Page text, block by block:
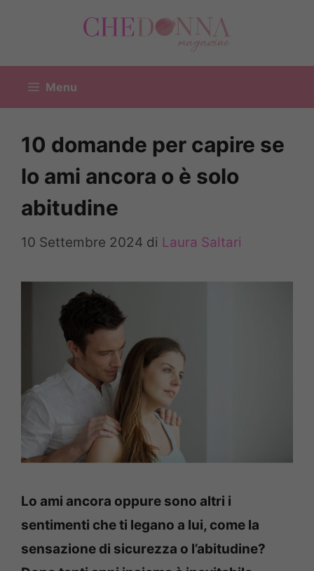
Menu
10 domande per capire se
lo ami ancora o è solo
abitudine
10 Settembre 2024 di Laura Saltari
Lo ami ancora oppure sono altri i
sentimenti che ti legano a lui, come la
sensazione di sicurezza o l’abitudine?